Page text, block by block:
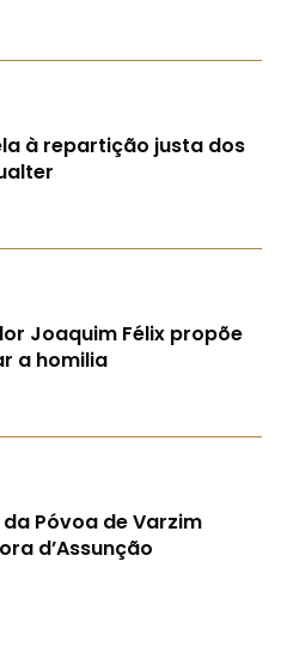
à repartição justa dos
Joaquim Félix propõe
a homilia
Póvoa de Varzim
d’Assunção